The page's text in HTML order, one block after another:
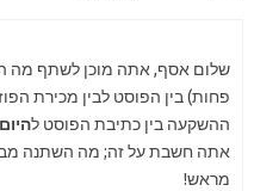
פחות) בין הפוסט לבין מכירת
ההשקעה בין כתיבת הפוסט להיום
אתה חשבת על זה; מה השתנה
מראש!